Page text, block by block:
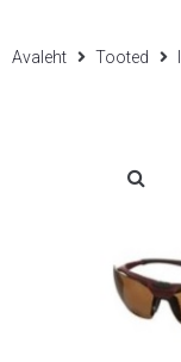
Avaleht Tooted